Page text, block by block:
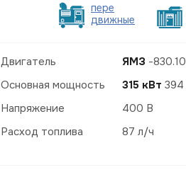
пере
движные
Двигатель ЯМЗ -830.10
Основная мощность
315 кВт 394
Напряжение
400 В
Расход топлива
87 л/ч